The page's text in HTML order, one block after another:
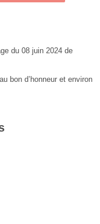
du 08 juin 2024 de
bon d’honneur et environ